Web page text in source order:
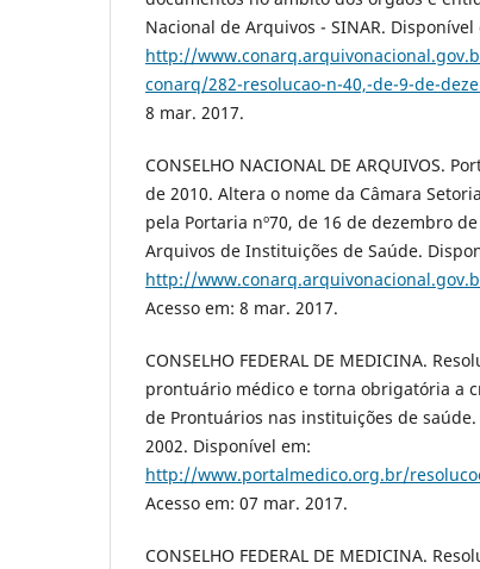
Nacional de Arquivos - SINAR. Disponível
http://
conarq/282-resolucao-n-40,-de-9-de-
8 mar. 2017.
CONSELHO NACIONAL DE ARQUIVOS.
de 2010. Altera o nome da Câmara
pela Portaria nº70, de 16 de dezembro
Arquivos de Instituições de Saúde.
http://
Acesso em: 8 mar. 2017.
CONSELHO FEDERAL DE MEDICINA.
prontuário médico e torna obrigatória a
de Prontuários nas instituições de
2002. Disponível em:
http://www.portalmedico.org.br/
Acesso em: 07 mar. 2017.
CONSELHO FEDERAL DE MEDICINA.